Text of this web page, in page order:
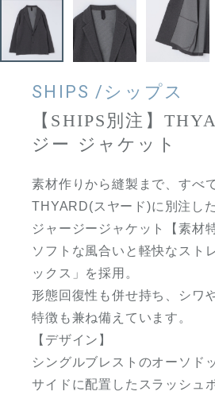
SHIPS /シップス
【SHIPS別注】
ジー ジャケット
素材作りから縫製まで、すべ
THYARD(スヤード)に別注した
ジャージージャケット【素材
ソフトな風合いと軽快なスト
ックス」を採用。
形態回復性も併せ持ち、シワ
特徴も兼ね備えています。
【デザイン】
シングルブレストのオーソド
サイドに配置したスラッシュ